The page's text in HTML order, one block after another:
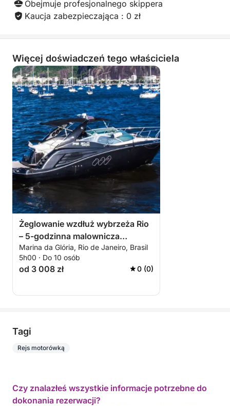
Obejmuje profesjonalnego skippera
Kaucja zabezpieczająca : 0 zł
Więcej doświadczeń tego właściciela
Żeglowanie wzdłuż wybrzeża Rio
– 5-godzinna malownicza
ucieczka z Marina da Glória
Marina da Glória, Rio de Janeiro, Brasil
5h00 · Do 10 osób
od 3 008 zł 0 (0)
Tagi
Rejs motorówką
Czy znalazłeś wszystkie informacje potrzebne do
dokonania rezerwacji?